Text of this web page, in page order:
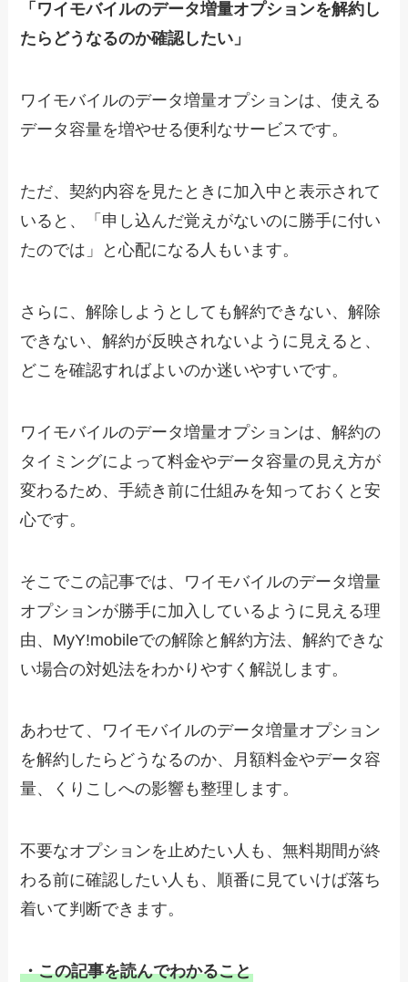
「ワイモバイルのデータ増量オプションを解約し
たらどうなるのか確認したい」
ワイモバイルのデータ増量オプションは、使える
データ容量を増やせる便利なサービスです。
ただ、契約内容を見たときに加入中と表示されて
いると、「申し込んだ覚えがないのに勝手に付い
たのでは」と心配になる人もいます。
さらに、解除しようとしても解約できない、解除
できない、解約が反映されないように見えると、
どこを確認すればよいのか迷いやすいです。
ワイモバイルのデータ増量オプションは、解約の
タイミングによって料金やデータ容量の見え方が
変わるため、手続き前に仕組みを知っておくと安
心です。
そこでこの記事では、ワイモバイルのデータ増量
オプションが勝手に加入しているように見える理
由、MyY!mobileでの解除と解約方法、解約できな
い場合の対処法をわかりやすく解説します。
あわせて、ワイモバイルのデータ増量オプション
を解約したらどうなるのか、月額料金やデータ容
量、くりこしへの影響も整理します。
不要なオプションを止めたい人も、無料期間が終
わる前に確認したい人も、順番に見ていけば落ち
着いて判断できます。
・この記事を読んでわかること